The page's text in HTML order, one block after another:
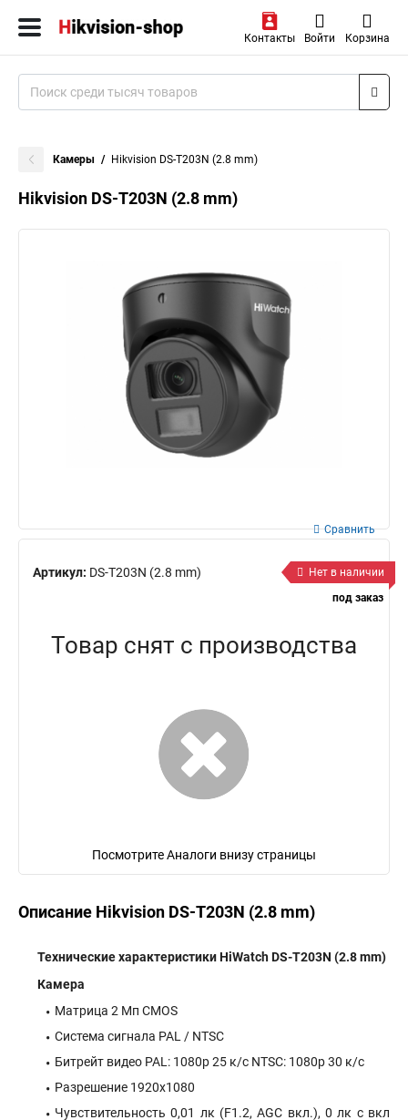
Контакты Войти Корзина
Камеры Hikvision DS-T203N (2.8 mm)
Hikvision DS-T203N (2.8 mm)
Артикул: DS-T203N (2.8 mm)
Сравнить
Нет в наличии
под заказ
Товар снят с производства
Посмотрите Аналоги внизу страницы
Описание Hikvision DS-T203N (2.8 mm)
Технические характеристики HiWatch DS-T203N (2.8 mm)
Камера
Матрица 2 Мп CMOS
Система сигнала PAL / NTSC
Битрейт видео PAL: 1080p 25 к/с NTSC: 1080p 30 к/с
Разрешение 1920х1080
Чувствительность 0,01 лк (F1.2, AGC вкл.), 0 лк с вкл